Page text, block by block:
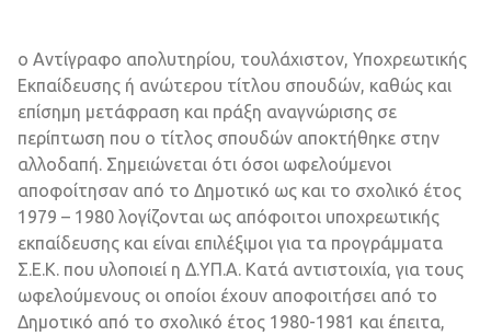
o Αντίγραφο απολυτηρίου, τουλάχιστον, Υποχρεωτικής
Εκπαίδευσης ή ανώτερου τίτλου σπουδών, καθώς και
επίσημη μετάφραση και πράξη αναγνώρισης σε
περίπτωση που ο τίτλος σπουδών αποκτήθηκε στην
αλλοδαπή. Σημειώνεται ότι όσοι ωφελούμενοι
αποφοίτησαν από το Δημοτικό ως και το σχολικό έτος
1979 – 1980 λογίζονται ως απόφοιτοι υποχρεωτικής
εκπαίδευσης και είναι επιλέξιμοι για τα προγράμματα
Σ.Ε.Κ. που υλοποιεί η Δ.ΥΠ.Α. Κατά αντιστοιχία, για τους
ωφελούμενους οι οποίοι έχουν αποφοιτήσει από το
Δημοτικό από το σχολικό έτος 1980-1981 και έπειτα,